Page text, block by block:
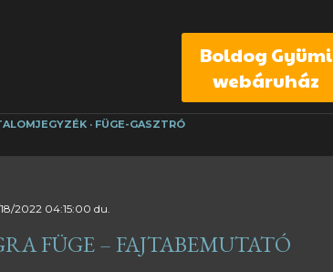
Boldog Gyümi
webáruház
FÜGE-GASZTRÓ
2022 04:15:00 du.
FÜGE – FAJTABEMUTATÓ